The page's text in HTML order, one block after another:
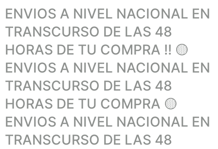
ENVIOS A NIVEL NACIONAL EN
TRANSCURSO DE LAS 48
HORAS DE TU COMPRA !! 🟡
ENVIOS A NIVEL NACIONAL EN
TRANSCURSO DE LAS 48
HORAS DE TU COMPRA 🟡
ENVIOS A NIVEL NACIONAL EN
TRANSCURSO DE LAS 48